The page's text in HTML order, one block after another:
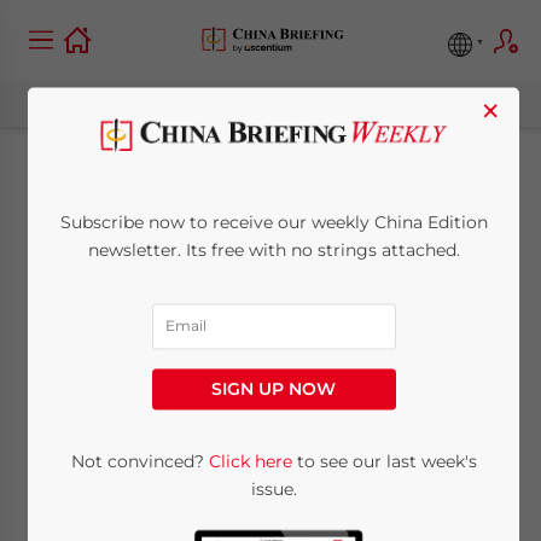
Chinas
Wasserwirtschaft
bietet Chancen für
ausländische
Investoren
Posted byChina Briefing
×
Subscribe now to receive our weekly China Edition
newsletter. Its free with no strings attached.
SIGN UP NOW
Not convinced? Click hereto see our last week's
issue.